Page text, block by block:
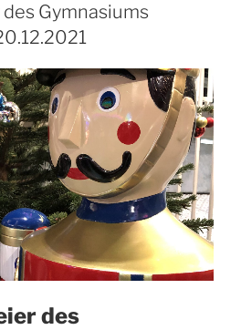
Gymnasiums
des